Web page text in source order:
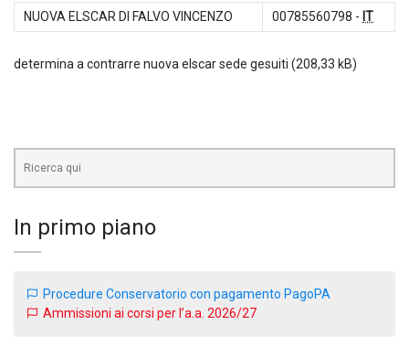
NUOVA ELSCAR DI FALVO VINCENZO 00785560798 - IT
determina a contrarre nuova elscar sede gesuiti
In primo piano
Procedure Conservatorio con pagamento PagoPA
Ammissioni ai corsi per l’a.a. 2026/27